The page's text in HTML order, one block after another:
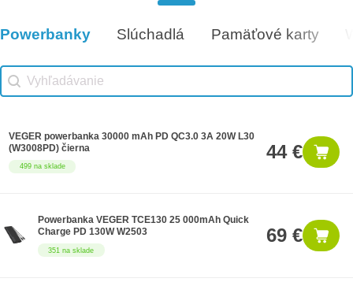
7 na sklade
Vhodné príslušenstvo
Powerbanky Slúchadlá Pamäťové karty
Vhodné príslušenstvo search
Search content
499 na sklade
VEGER powerbanka 30000 mAh PD QC3.0 3A 20W L30
(W3008PD) čierna
44 €
351 na sklade
Powerbanka VEGER TCE130 25 000mAh Quick
Charge PD 130W W2503
69 €